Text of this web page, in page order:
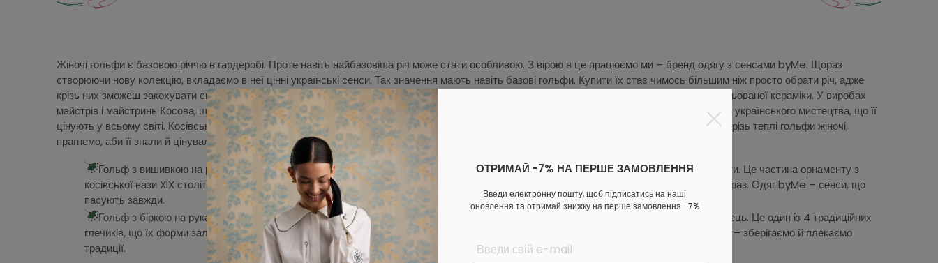
ОТРИМАЙ -7% НА ПЕРШЕ ЗАМОВЛЕННЯ
Введи електронну пошту, щоб підписатись на наші
оновлення та отримай знижку на перше замовлення -7%
Жіночі гольфи є базовою річчю в гардеробі. Проте навіть найбазовіша річ може стати особливою. З вірою в це працюємо ми – бренд одягу з сенсами byMe. Щораз
створюючи нову колекцію, вкладаємо в неї цінні українські сенси. Так значення мають навіть базові гольфи. Купити їх стає чимось більшим ніж просто обрати річ, адже
крізь них зможеш закохувати світ в українське. Цієї зими створили теплі водолазки в колекції «Глек». У ній ділимося сенсами косівської мальованої кераміки. У виробах
майстрів і майстринь Косова, що на Івано-Франківщині, збережено історію й побут Гуцульщини. Розписи кераміки відтворюють самобутність українського мистецтва, що її
цінують у всьому світі. Косівська мальована кераміка є частиною нематеріальної культурної спадщини ЮНЕСКО. Знайомлячи з її історією крізь теплі гольфи жіночі,
прагнемо, аби її знали й цінували в Україні.
Гольф з вишивкою на рукаві. Молочний і сірий гольф створили класичного крою, проте з незвичною деталлю. На рукаві вишили квіти. Це частина орнаменту з
косівської вази XIX століття. Квіти чорного кольору, тож пасуватимуть до усіх речей, а отже зможеш доповнити гольфом будь-який образ. Одяг byMe – сенси, що
пасують завжди.
Гольф з біркою на рукаві. Теплий гольф створили бежевого кольору, а на рукаві залишили бірку. Вишили на ній косівський плесканець. Це один із 4 традиційних
глечиків, що їх форми залишили на речах із колекції. Окрім плесканця, обирай речі з дзбаном, банькою, калачем і куманцем. TM byMe – зберігаємо й плекаємо
традиції.